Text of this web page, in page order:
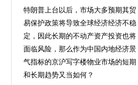
特朗普上台以后，市场大多预期其贸
易保护政策将导致全球经济经济不稳
定，因此长期的不动产资产投资也将
面临风险，那么作为中国内地经济景
气指标的京沪写字楼物业市场的短期
和长期趋势又当如何？